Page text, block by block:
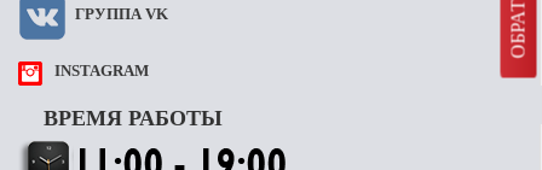
ГРУППА VK
INSTAGRAM
ВРЕМЯ РАБОТЫ